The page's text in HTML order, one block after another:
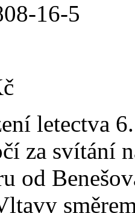
16-5
letectva
za svítání
od